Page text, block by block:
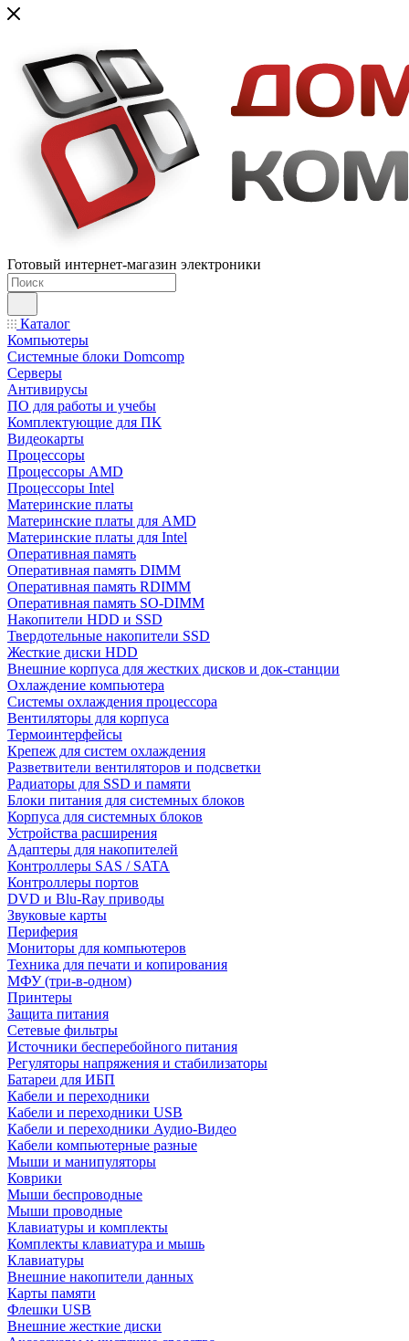
Готовый интернет-магазин электроники
Каталог
Компьютеры
Системные блоки Domcomp
Серверы
Антивирусы
ПО для работы и учебы
Комплектующие для ПК
Видеокарты
Процессоры
Процессоры AMD
Процессоры Intel
Материнские платы
Материнские платы для AMD
Материнские платы для Intel
Оперативная память
Оперативная память DIMM
Оперативная память RDIMM
Оперативная память SO-DIMM
Накопители HDD и SSD
Твердотельные накопители SSD
Жесткие диски HDD
Внешние корпуса для жестких дисков и док-станции
Охлаждение компьютера
Системы охлаждения процессора
Вентиляторы для корпуса
Термоинтерфейсы
Крепеж для систем охлаждения
Разветвители вентиляторов и подсветки
Радиаторы для SSD и памяти
Блоки питания для системных блоков
Корпуса для системных блоков
Устройства расширения
Адаптеры для накопителей
Контроллеры SAS / SATA
Контроллеры портов
DVD и Blu-Ray приводы
Звуковые карты
Периферия
Мониторы для компьютеров
Техника для печати и копирования
МФУ (три-в-одном)
Принтеры
Защита питания
Сетевые фильтры
Источники бесперебойного питания
Регуляторы напряжения и стабилизаторы
Батареи для ИБП
Кабели и переходники
Кабели и переходники USB
Кабели и переходники Аудио-Видео
Кабели компьютерные разные
Мыши и манипуляторы
Коврики
Мыши беспроводные
Мыши проводные
Клавиатуры и комплекты
Комплекты клавиатура и мышь
Клавиатуры
Внешние накопители данных
Карты памяти
Флешки USB
Внешние жесткие диски